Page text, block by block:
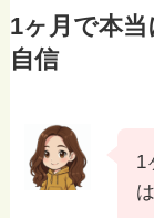
1ヶ月で本
自信
1